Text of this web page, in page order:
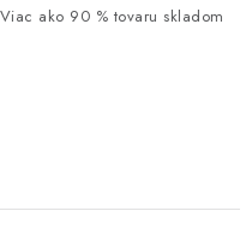
Viac ako 90 % tovaru skladom